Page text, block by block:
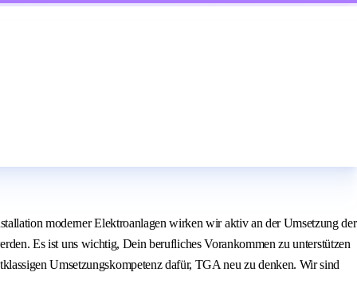
moderner Elektroanlagen wirken wir aktiv an der Umsetzung der
Es ist uns wichtig, Dein berufliches Vorankommen zu unterstützen
Umsetzungskompetenz dafür, TGA neu zu denken. Wir sind